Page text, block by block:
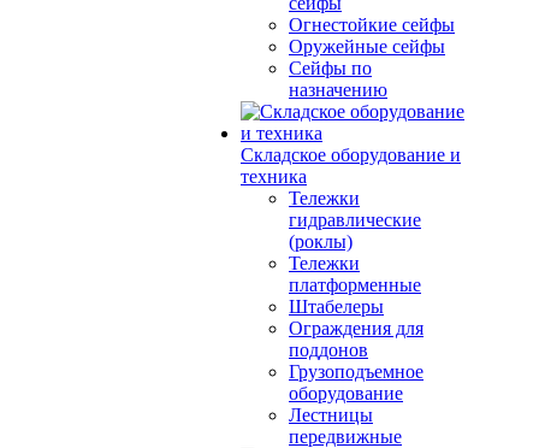
Огнестойкие сейфы
Оружейные сейфы
Сейфы по
назначению
Складское оборудование и
техника
Тележки
гидравлические
(роклы)
Тележки
платформенные
Штабелеры
Ограждения для
поддонов
Грузоподъемное
оборудование
Лестницы
передвижные